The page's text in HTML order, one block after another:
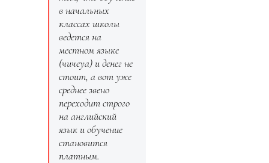
в начальных
классах школы
ведется на
местном языке
(чичеуа) и денег не
стоит, а вот уже
среднее звено
переходит строго
на английский
язык и обучение
становится
платным.